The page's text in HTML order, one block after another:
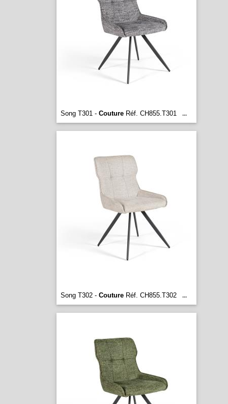
Song T301 - CoutureRéf. CH855.T301 ...
Song T302 - CoutureRéf. CH855.T302 ...